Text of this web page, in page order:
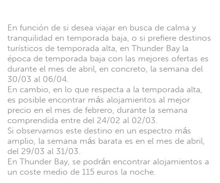
En función de si desea viajar en busca de calma y
tranquilidad en temporada baja, o si prefiere destinos
turísticos de temporada alta, en Thunder Bay la
época de temporada baja con las mejores ofertas es
durante el mes de abril, en concreto, la semana del
30/03 al 06/04.
En cambio, en lo que respecta a la temporada alta,
es posible encontrar más alojamientos al mejor
precio en el mes de febrero, durante la semana
comprendida entre del 24/02 al 02/03.
Si observamos este destino en un espectro más
amplio, la semana más barata es en el mes de abril,
del 29/03 al 31/03.
En Thunder Bay, se podrán encontrar alojamientos a
un coste medio de 115 euros la noche.